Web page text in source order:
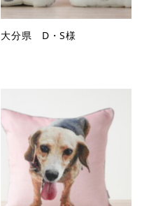
大分県 D・S様